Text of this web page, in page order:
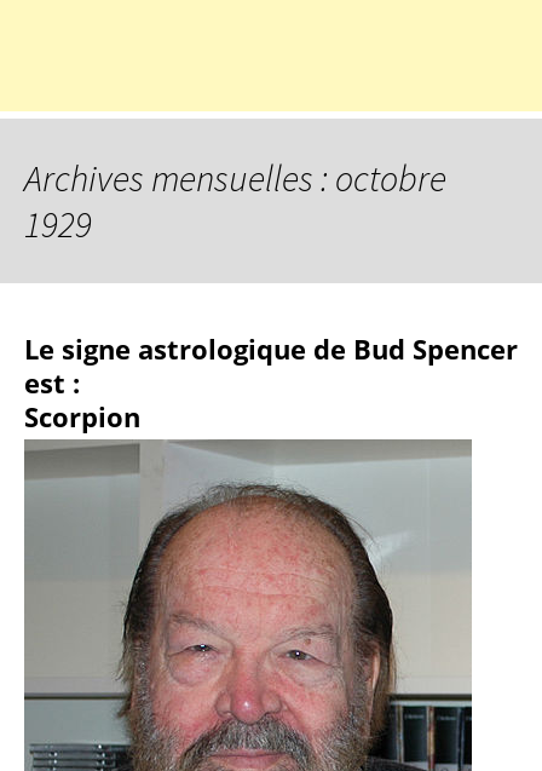
Archives mensuelles : octobre
1929
Le signe astrologique de Bud Spencer
est :
Scorpion